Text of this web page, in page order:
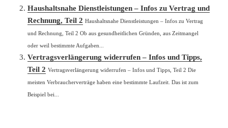
Haushaltsnahe Dienstleistungen – Infos zu Vertrag und
Rechnung, Teil 2 Haushaltsnahe Dienstleistungen – Infos zu Vertrag
und Rechnung, Teil 2 Ob aus gesundheitlichen Gründen, aus Zeitmangel
oder weil bestimmte Aufgaben...
Vertragsverlängerung widerrufen – Infos und Tipps,
Teil 2 Vertragsverlängerung widerrufen – Infos und Tipps, Teil 2 Die
meisten Verbraucherverträge haben eine bestimmte Laufzeit. Das ist zum
Beispiel bei...